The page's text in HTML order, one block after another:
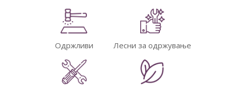
Одржливи Лесни за одржување